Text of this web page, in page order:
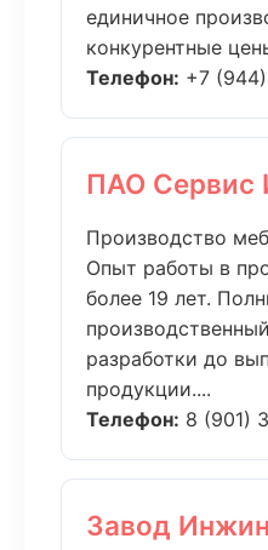
единичное
конкурентные
Телефон: +7
ПАО Сервис
Производство
Опыт работы в
более 19 лет.
разработки до
продукции....
Телефон: 8 (901)
Завод